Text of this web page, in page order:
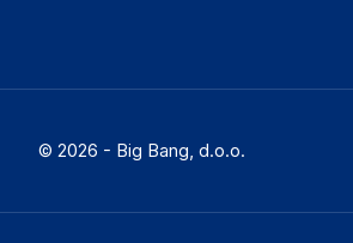
© 2026 - Big Bang, d.o.o.